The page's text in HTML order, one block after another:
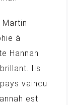
à
Hannah
Ils
vaincu
est